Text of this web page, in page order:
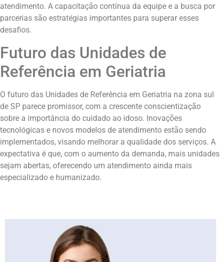
atendimento. A capacitação contínua da equipe e a busca por
parcerias são estratégias importantes para superar esses
desafios.
Futuro das Unidades de
Referência em Geriatria
O futuro das Unidades de Referência em Geriatria na zona sul
de SP parece promissor, com a crescente conscientização
sobre a importância do cuidado ao idoso. Inovações
tecnológicas e novos modelos de atendimento estão sendo
implementados, visando melhorar a qualidade dos serviços. A
expectativa é que, com o aumento da demanda, mais unidades
sejam abertas, oferecendo um atendimento ainda mais
especializado e humanizado.